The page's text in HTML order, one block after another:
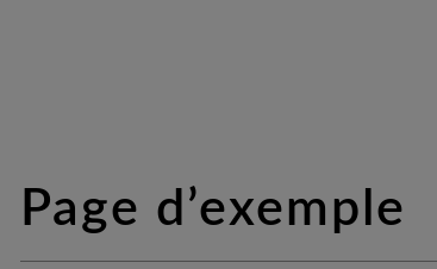
Page d’exemple